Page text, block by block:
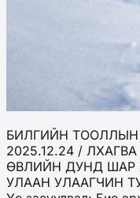
БИЛГИЙН ТООЛЛЫН
2025.12.24 / ЛХАГВА
ӨВЛИЙН ДУНД ШАР
УЛААН УЛААГЧИН